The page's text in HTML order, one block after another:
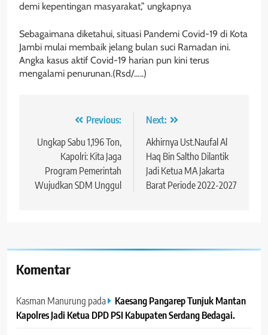
demi kepentingan masyarakat,” ungkapnya
Sebagaimana diketahui, situasi Pandemi Covid-19 di Kota
Jambi mulai membaik jelang bulan suci Ramadan ini.
Angka kasus aktif Covid-19 harian pun kini terus
mengalami penurunan.(Rsd/…..)
Navigasi
pos
Previous:
Ungkap Sabu 1,196 Ton,
Kapolri: Kita Jaga
Program Pemerintah
Wujudkan SDM Unggul
Next:
Akhirnya Ust.Naufal Al
Haq Bin Saltho Dilantik
Jadi Ketua MA Jakarta
Barat Periode 2022-2027
Komentar
Kasman Manurung pada
Kaesang Pangarep Tunjuk Mantan
Kapolres Jadi Ketua DPD PSI Kabupaten Serdang Bedagai. ‎ ‎